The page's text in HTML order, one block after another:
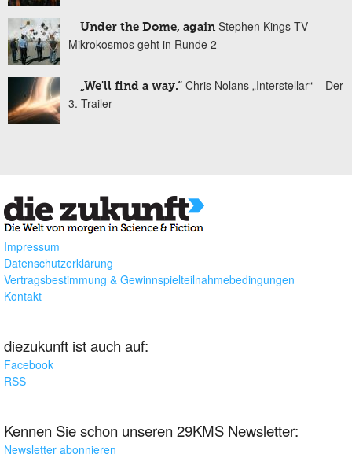
Under the Dome, again Stephen Kings TV-
Mikrokosmos geht in Runde 2
„We'll find a way.“ Chris Nolans „Interstellar“ – Der
3. Trailer
Impressum
Datenschutzerklärung
Vertragsbestimmung & Gewinnspielteilnahmebedingungen
Kontakt
diezukunft ist auch auf:
Facebook
RSS
Kennen Sie schon unseren 29KMS Newsletter:
Newsletter abonnieren